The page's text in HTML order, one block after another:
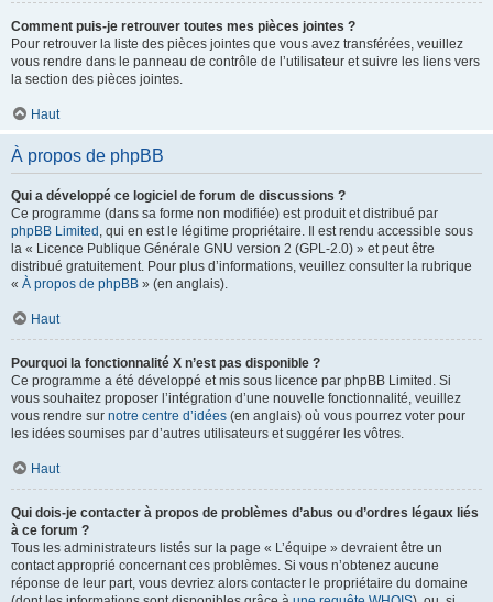
Comment puis-je retrouver toutes mes pièces jointes ?
Pour retrouver la liste des pièces jointes que vous avez transférées, veuillez
vous rendre dans le panneau de contrôle de l’utilisateur et suivre les liens vers
la section des pièces jointes.
Haut
À propos de phpBB
Qui a développé ce logiciel de forum de discussions ?
Ce programme (dans sa forme non modifiée) est produit et distribué par
phpBB Limited , qui en est le légitime propriétaire. Il est rendu accessible sous
la « Licence Publique Générale GNU version 2 (GPL-2.0) » et peut être
distribué gratuitement. Pour plus d’informations, veuillez consulter la rubrique
« À propos de phpBB » (en anglais).
Haut
Pourquoi la fonctionnalité X n’est pas disponible ?
Ce programme a été développé et mis sous licence par phpBB Limited. Si
vous souhaitez proposer l’intégration d’une nouvelle fonctionnalité, veuillez
vous rendre sur notre centre d’idées (en anglais) où vous pourrez voter pour
les idées soumises par d’autres utilisateurs et suggérer les vôtres.
Haut
Qui dois-je contacter à propos de problèmes d’abus ou d’ordres légaux liés
à ce forum ?
Tous les administrateurs listés sur la page « L’équipe » devraient être un
contact approprié concernant ces problèmes. Si vous n’obtenez aucune
réponse de leur part, vous devriez alors contacter le propriétaire du domaine